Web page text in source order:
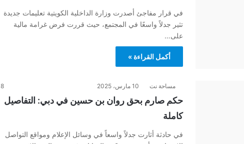
في قرار مفاجئ أصدرت وزارة الداخلية الكويتية تعليمات جديدة
تثير جدلاً واسعًا في المجتمع، حيث قررت فرض غرامة مالية
على…
أكمل القراءة »
مساحة نت 10 مارس، 2025 8
حكم صارم بحق روان بن حسين في دبي: التفاصيل
كاملة
في حادثة أثارت جدلاً واسعاً في وسائل الإعلام ومواقع التواصل